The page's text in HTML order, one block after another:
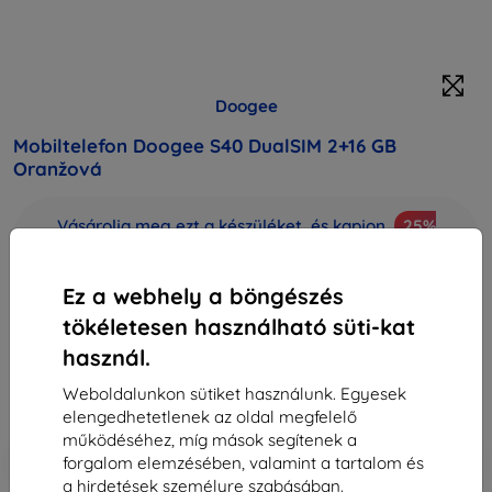
Ez a webhely a böngészés
tökéletesen használható süti-kat
használ.
Weboldalunkon sütiket használunk. Egyesek
elengedhetetlenek az oldal megfelelő
működéséhez, míg mások segítenek a
forgalom elemzésében, valamint a tartalom és
a hirdetések személyre szabásában.
Doogee
Mobiltelefon Doogee S40 DualSIM 2+16 GB
Oranžová
Vásárolja meg ezt a készüléket, és kapjon
25%
Leírás és specifikáció
46 390 Ft
41 751 Ft
Ár ÁFA nelkül 32 874 Ft
-10% Kedvezmény kuponnalEXTRA10 Kosárba